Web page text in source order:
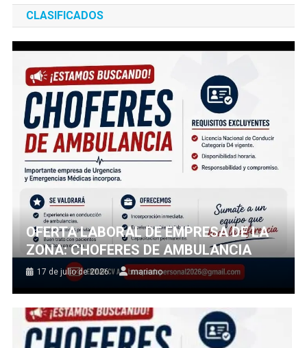
CLASIFICADOS
OFERTA LABORAL DE EMPRESA DE LA
ZONA: CHOFERES DE AMBULANCIA
17 de julio de 2026 mariano